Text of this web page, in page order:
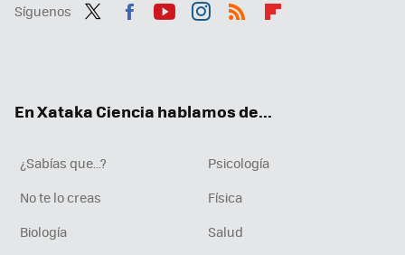
Síguenos
En Xataka Ciencia hablamos de...
¿Sabías que...?
Psicología
No te lo creas
Física
Biología
Salud